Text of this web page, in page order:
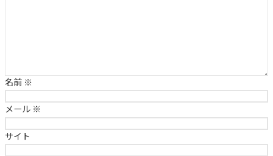
名前 ※
メール ※
サイト